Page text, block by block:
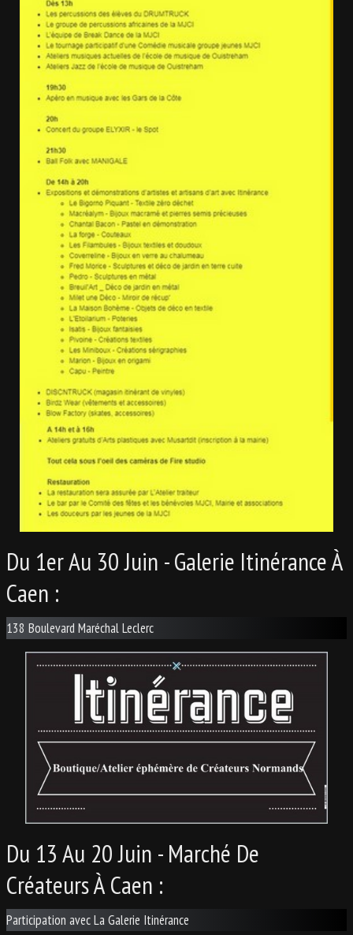
Du 1er Au 30 Juin - Galerie Itinérance À
Caen :
138 Boulevard Maréchal Leclerc
Du 13 Au 20 Juin - Marché De
Créateurs À Caen :
Participation avec La Galerie Itinérance